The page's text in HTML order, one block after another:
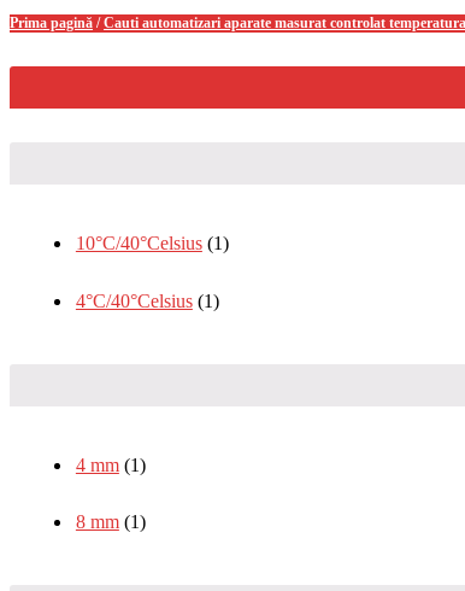
Prima pagină /Cauti automatizari aparate masurat controlat temperatura
10°C/40°Celsius (1)
4°C/40°Celsius (1)
4 mm (1)
8 mm (1)